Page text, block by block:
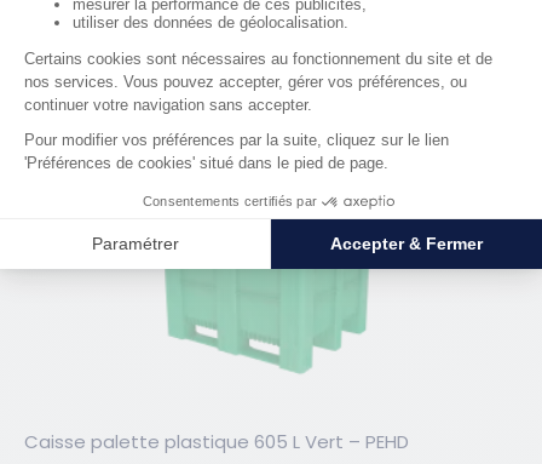
RÉF. 01175
HT
Caisse palette plastique 605 L Vert – PEHD